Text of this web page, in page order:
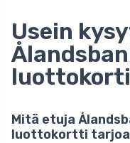
Usein
Mitä etuja
luottokortti